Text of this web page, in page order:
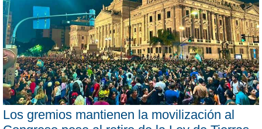
Los gremios mantienen la movilización al